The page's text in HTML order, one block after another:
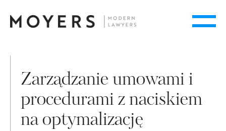
Zarządzanie umowami i
procedurami z naciskiem
na optymalizację